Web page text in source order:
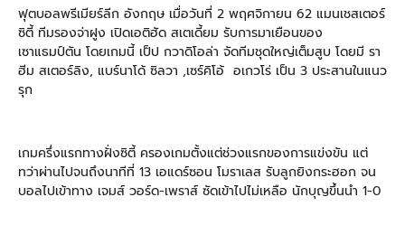
ฟุตบอลพรีเมียร์ลีก อังกฤษ เมื่อวันที่ 2 พฤศจิกายน 62 แมนเชสเตอร์
ซิตี้ ทีมรองจ่าฝูง เปิดเอติฮัด สเตเดี้ยม รับการมาเยือนของ
เซาแธมป์ตัน โดยเกมนี้ เป็ป กวาดิโอล่า จัดทีมชุดใหญ่เต็มสูบ โดยมี รา
ฮีม สเตอร์ลิง, แบร์นาโด้ ซิลวา ,เซร์คิโอ้ อเกวโร่ เป็น 3 ประสานในแนว
รุก
เกมครึ่งแรกทางฝั่งซิตี้ ครองเกมตั้งแต่ช่วงแรกของการแข่งขัน แต่
ทว่าผ่านไปจนถึงนาทีที่ 13 เอแดร์ซอน โมราเลส รับลูกยิงกระฮอก จน
บอลไปเข้าทาง เจมส์ วอร์ด-เพราส์ ซัดเข้าไปไม่เหลือ นักบุญขึ้นนำ 1-0